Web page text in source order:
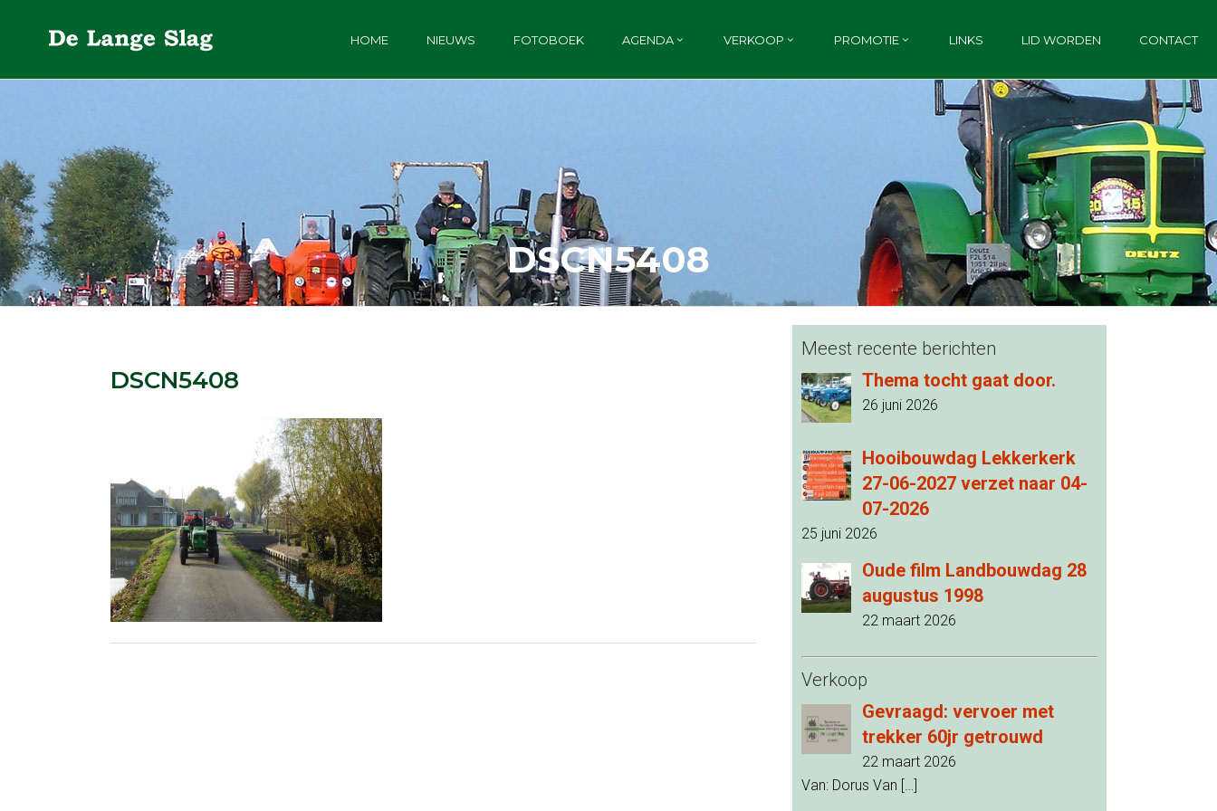
HOME NIEUWS FOTOBOEK AGENDA VERKOOP PROMOTIE LINKS LID WORDEN CONTACT
DSCN5408
DSCN5408
Meest recente berichten
Thema tocht gaat door.
26 juni 2026
Hooibouwdag Lekkerkerk
27-06-2027 verzet naar 04-
07-2026
25 juni 2026
Oude film Landbouwdag 28
augustus 1998
22 maart 2026
Verkoop
Gevraagd: vervoer met
trekker 60jr getrouwd
22 maart 2026
Van: Dorus Van […]